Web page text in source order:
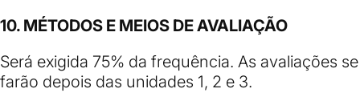
10. MÉTODOS E MEIOS DE AVALIAÇÃO
Será exigida 75% da frequência. As avaliações se
farão depois das unidades 1, 2 e 3.